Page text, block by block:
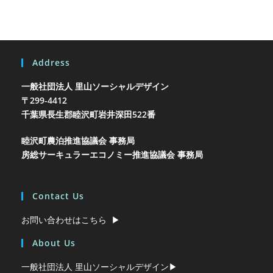
Address
一般社団法人 里山ソーシャルデザイン
〒299-4412
千葉県長生郡睦沢町岩井深田522番
睦沢町農泊推進協議会 事務局
房総サーキュラーエコノミー推進協議会 事務局
Contact Us
お問い合わせはこちら ▶︎
About Us
一般社団法人 里山ソーシャルデザイン▶︎